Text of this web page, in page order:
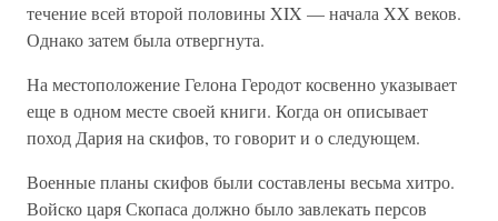
течение всей второй половины XIX — начала XX веков.
Однако затем была отвергнута.
На местоположение Гелона Геродот косвенно указывает
еще в одном месте своей книги. Когда он описывает
поход Дария на скифов, то говорит и о следующем.
Военные планы скифов были составлены весьма хитро.
Войско царя Скопаса должно было завлекать персов